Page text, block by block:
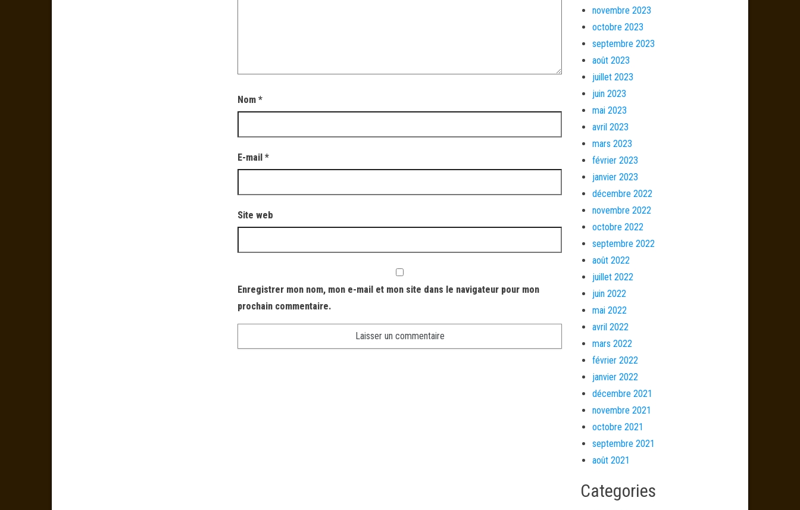
Nom*
E-mail*
Site web
Enregistrer mon nom, mon e-mail et mon site dans le navigateur pour mon
prochain commentaire.
novembre 2023
octobre 2023
septembre 2023
août 2023
juillet 2023
juin 2023
mai 2023
avril 2023
mars 2023
février 2023
janvier 2023
décembre 2022
novembre 2022
octobre 2022
septembre 2022
août 2022
juillet 2022
juin 2022
mai 2022
avril 2022
mars 2022
février 2022
janvier 2022
décembre 2021
novembre 2021
octobre 2021
septembre 2021
août 2021
Categories